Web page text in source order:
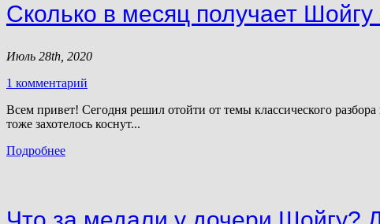
Сколько в месяц получает
Июль 28th, 2020
1 комментарий
Всем привет! Сегодня решил отойти от темы классического
тоже захотелось коснут...
Подробнее